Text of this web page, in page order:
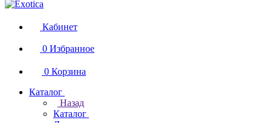
Кабинет
0 Избранное
0 Корзина
Каталог
Назад
Каталог